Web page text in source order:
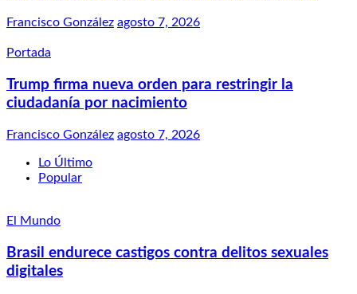
Francisco González agosto 7, 2026
Portada
Trump firma nueva orden para restringir la
ciudadanía por nacimiento
Francisco González agosto 7, 2026
Lo Último
Popular
El Mundo
Brasil endurece castigos contra delitos sexuales
digitales